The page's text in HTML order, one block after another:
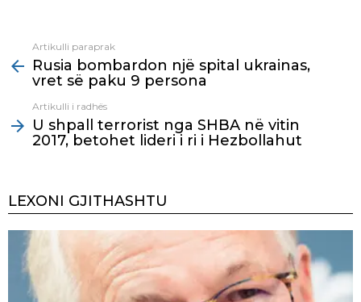
more
Artikulli paraprak
Rusia bombardon një spital ukrainas,
vret së paku 9 persona
Artikulli i radhës
U shpall terrorist nga SHBA në vitin
2017, betohet lideri i ri i Hezbollahut
LEXONI GJITHASHTU